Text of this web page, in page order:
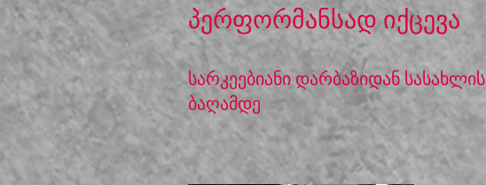
პერფორმანსად იქცევა
სარკეებიანი დარბაზიდან სასახლის
ბაღამდე